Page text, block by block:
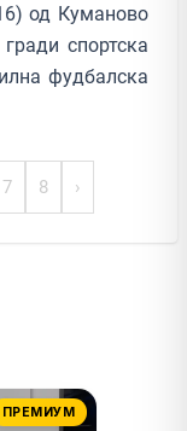
од Куманово
спортска
фудбалска
7 8 ›
ПРЕМИУМ